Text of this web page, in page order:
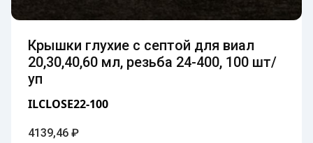
Крышки глухие с септой для виал
20,30,40,60 мл, резьба 24-400, 100 шт/
уп
ILCLOSE22-100
4139,46 ₽